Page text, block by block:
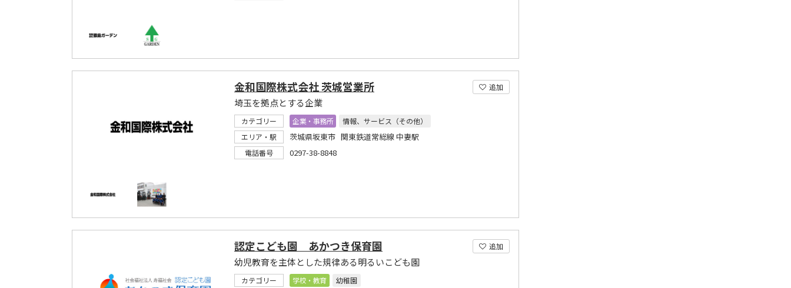
追加
金和国際株式会社 茨城営業所
埼玉を拠点とする企業
カテゴリー 企業・事務所
情報、サービス（その他）
エリア・駅
茨城県坂東市 関東鉄道常総線 中妻駅
電話番号 0297-38-8848
追加
認定こども園 あかつき保育園
幼児教育を主体とした規律ある明るいこども園
カテゴリー 学校・教育
幼稚園